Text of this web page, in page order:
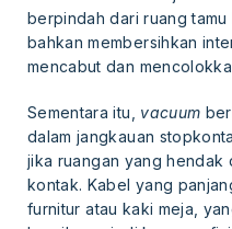
berpindah dari ruang
bahkan membersihkan
mencabut dan
Sementara itu, vacuum
dalam jangkauan
jika ruangan yang hendak
kontak. Kabel yang
furnitur atau kaki meja,